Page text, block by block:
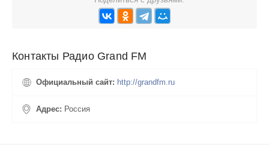
Контакты Радио Grand FM
Официальный сайт: http://grandfm.ru
Адрес: Россия